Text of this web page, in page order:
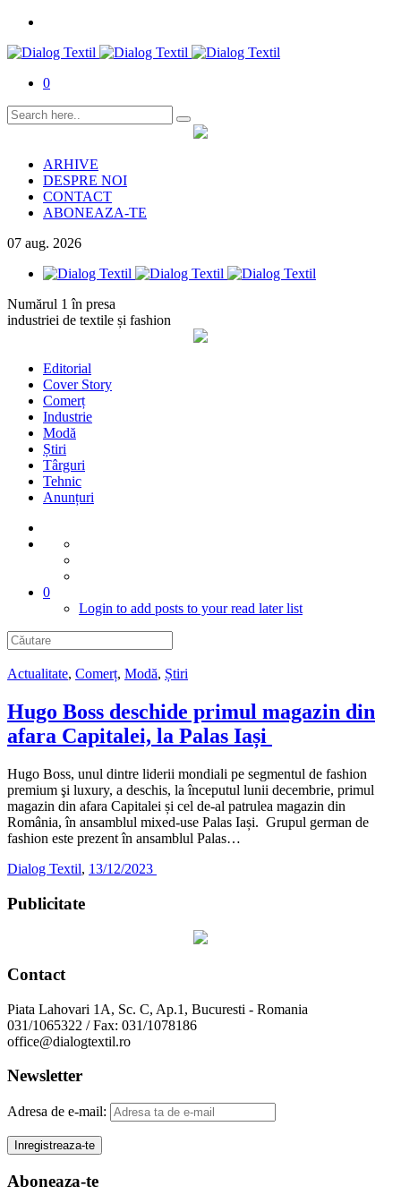
0
ARHIVE
DESPRE NOI
CONTACT
ABONEAZA-TE
07 aug. 2026
Numărul 1 în presa
industriei de textile și fashion
Editorial
Cover Story
Comerț
Industrie
Modă
Știri
Târguri
Tehnic
Anunțuri
0
Login to add posts to your read later list
Actualitate, Comerț, Modă, Știri
Hugo Boss deschide primul magazin din
afara Capitalei, la Palas Iași
Hugo Boss, unul dintre liderii mondiali pe segmentul de fashion
premium şi luxury, a deschis, la începutul lunii decembrie, primul
magazin din afara Capitalei și cel de-al patrulea magazin din
România, în ansamblul mixed-use Palas Iași. Grupul german de
fashion este prezent în ansamblul Palas…
Dialog Textil, 13/12/2023
Publicitate
Contact
Piata Lahovari 1A, Sc. C, Ap.1, Bucuresti - Romania
031/1065322 / Fax: 031/1078186
office@dialogtextil.ro
Newsletter
Adresa de e-mail:
Aboneaza-te